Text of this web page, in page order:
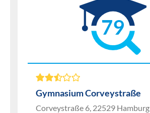
79
Gymnasium Corveystraße
Corveystraße 6, 22529 Hamburg